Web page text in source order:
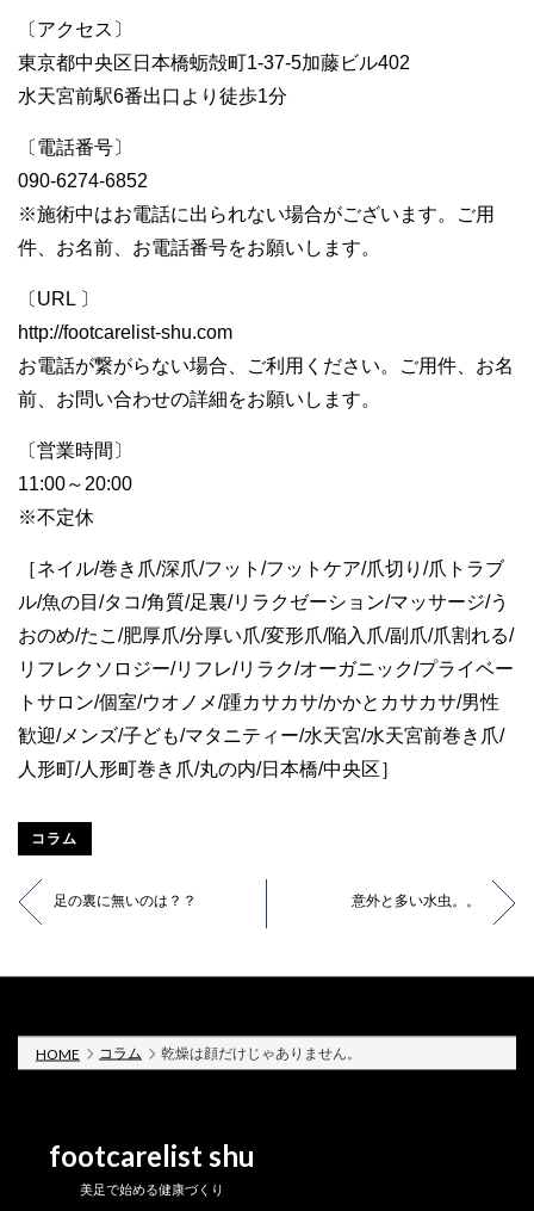
〔アクセス〕
東京都中央区日本橋蛎殻町1-37-5加藤ビル402
水天宮前駅6番出口より徒歩1分
〔電話番号〕
090-6274-6852
※施術中はお電話に出られない場合がございます。ご用
件、お名前、お電話番号をお願いします。
〔URL 〕
http://footcarelist-shu.com
お電話が繋がらない場合、ご利用ください。ご用件、お名
前、お問い合わせの詳細をお願いします。
〔営業時間〕
11:00～20:00
※不定休
［ネイル/巻き爪/深爪/フット/フットケア/爪切り/爪トラブ
ル/魚の目/タコ/角質/足裏/リラクゼーション/マッサージ/う
おのめ/たこ/肥厚爪/分厚い爪/変形爪/陥入爪/副爪/爪割れる/
リフレクソロジー/リフレ/リラク/オーガニック/プライベー
トサロン/個室/ウオノメ/踵カサカサ/かかとカサカサ/男性
歓迎/メンズ/子ども/マタニティー/水天宮/水天宮前巻き爪/
人形町/人形町巻き爪/丸の内/日本橋/中央区］
コラム
足の裏に無いのは？？ 意外と多い水虫。。
HOME コラム 乾燥は顔だけじゃありません。
footcarelist shu
美足で始める健康づくり